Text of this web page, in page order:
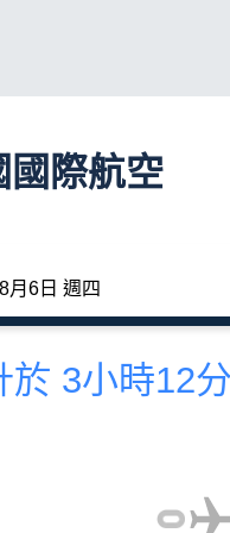
國際航空
8月6日 週四
於 3小時12